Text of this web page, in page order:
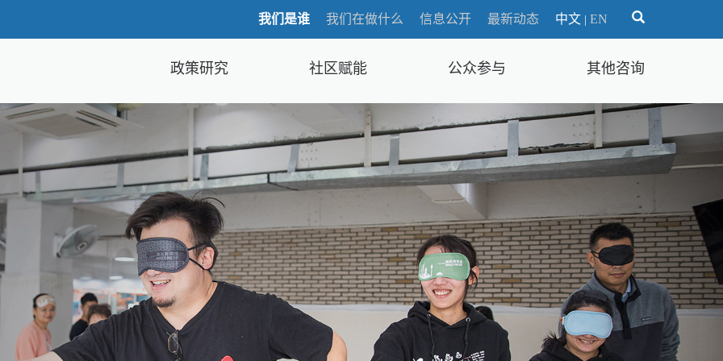
我们是谁 我们在做什么 信息公开 最新动态 中文 EN
政策研究 社区赋能 公众参与 其他咨询